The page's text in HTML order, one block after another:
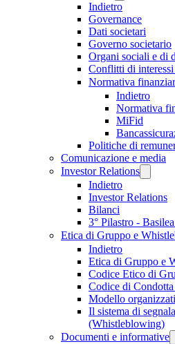
Indietro
Governance
Dati societari
Governo societario
Organi sociali e di
Conflitti di
Normativa
Indietro
Normativa
MiFid
Politiche di
Comunicazione e media
Investor Relations
Indietro
Investor Relations
Bilanci
3° Pilastro -
Etica di Gruppo e
Indietro
Etica di Gruppo e
Codice Etico di
Codice di
Modello
Il sistema di
(Whistleblowing)
Documenti e informative